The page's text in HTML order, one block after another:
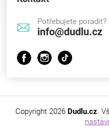
Potřebujete poradit?
info@dudlu.cz
Copyright 2026 Dudlu.cz.